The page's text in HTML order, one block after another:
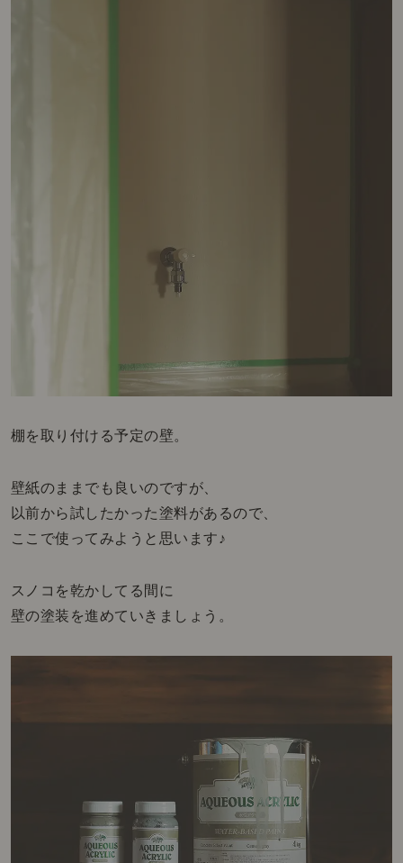
棚を取り付ける予定の壁。
壁紙のままでも良いのですが、
以前から試したかった塗料があるので、
ここで使ってみようと思います♪
スノコを乾かしてる間に
壁の塗装を進めていきましょう。